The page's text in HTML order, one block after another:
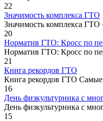
22
Значимость комплекса ГТО
Значимость комплекса
20
Норматив ГТО: Кросс по
Норматив ГТО: Кросс по
21
Книга рекордов ГТО
Книга рекордов ГТО Самые
16
День физкультурника с
День физкультурника с
15